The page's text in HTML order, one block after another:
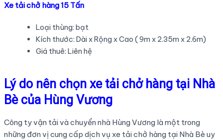
Xe tải chở hàng 15 Tấn
Loại thùng: bạt
Kích thước: Dài x Rộng x Cao ( 9m x 2.35m x 2.6m)
Giá thuê: Liên hệ
Lý do nên chọn xe tải chở hàng tại Nhà
Bè của Hùng Vương
Công ty vận tải và chuyển nhà Hùng Vương là một trong
những đơn vị cung cấp dịch vụ xe tải chở hàng tại Nhà Bè uy